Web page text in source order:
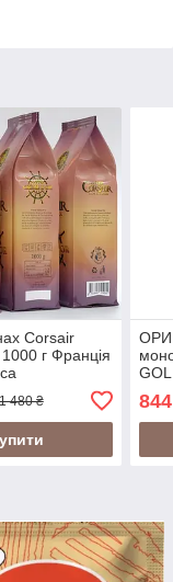
Corsair
г Франція
480 ₴ 844